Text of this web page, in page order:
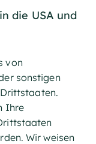
die USA und
von
sonstigen
Ihre
Wir weisen